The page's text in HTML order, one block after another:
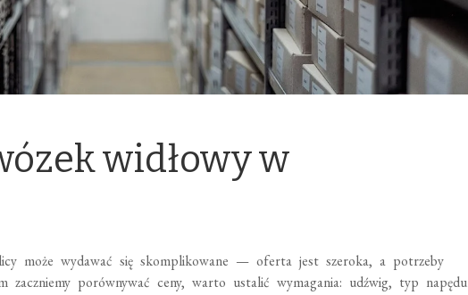
widłowy w
może wydawać się skomplikowane — oferta jest szeroka, a potrzeby
zaczniemy porównywać ceny, warto ustalić wymagania: udźwig, typ napędu